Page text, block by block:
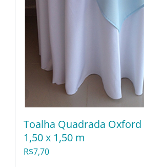
Toalha Quadrada Oxford
1,50 x 1,50 m
R$7,70